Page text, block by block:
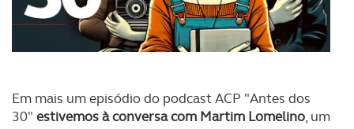
Em mais um episódio do podcast ACP "Antes dos
30" estivemos à conversa com Martim Lomelino, um